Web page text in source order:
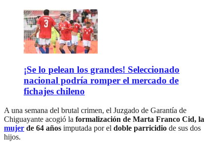
¡Se lo pelean los grandes! Seleccionado
nacional podría romper el mercado de
fichajes chileno
A una semana del brutal crimen, el Juzgado de Garantía de
Chiguayante acogió la formalización de Marta Franco Cid, la
mujer de 64 años imputada por el doble parricidio de sus dos
hijos.